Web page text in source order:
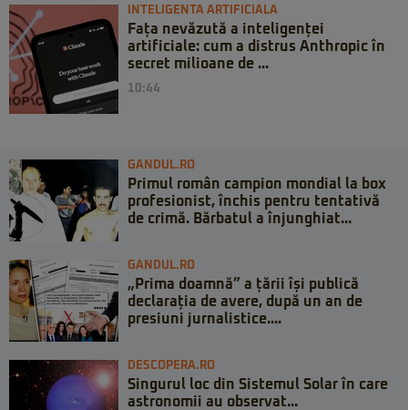
INTELIGENTA ARTIFICIALA
Fața nevăzută a inteligenței
artificiale: cum a distrus Anthropic în
secret milioane de ...
10:44
GANDUL.RO
Primul român campion mondial la box
profesionist, închis pentru tentativă
de crimă. Bărbatul a înjunghiat...
GANDUL.RO
„Prima doamnă” a țării își publică
declarația de avere, după un an de
presiuni jurnalistice....
DESCOPERA.RO
Singurul loc din Sistemul Solar în care
astronomii au observat...